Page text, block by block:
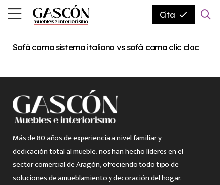
Cita
Sofá cama sistema italiano vs sofá cama clic clac
Más de 80 años de experiencia a nivel familiar y
dedicación total al mueble, nos han hecho líderes en el
sector comercial de Aragón, ofreciendo todo tipo de
soluciones de amueblamiento y decoración del hogar.